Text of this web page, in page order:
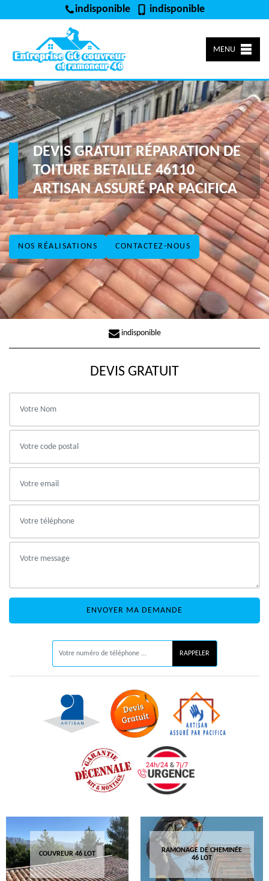
indisponible indisponible
MENU
NOS RÉALISATIONS CONTACTEZ-NOUS
DEVIS GRATUIT RÉPARATION DE
TOITURE BETAILLE 46110
ARTISAN ASSURÉ PAR PACIFICA
indisponible
DEVIS GRATUIT
COUVREUR 46 LOT
RAMONAGE DE CHEMINÉE
46 LOT